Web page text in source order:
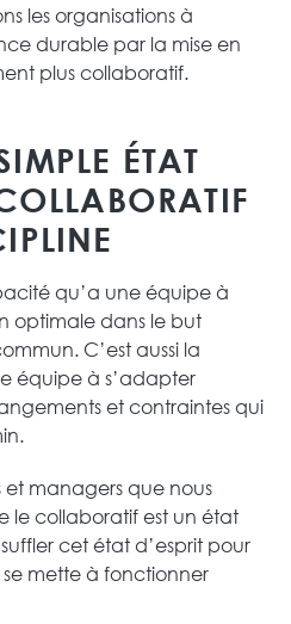
les organisations à
durable par la mise en
plus collaboratif.
ÉTAT
qu’a une équipe à
optimale dans le but
C’est aussi la
équipe à s’adapter
et contraintes qui
managers que nous
le collaboratif est un état
cet état d’esprit pour
mette à fonctionner